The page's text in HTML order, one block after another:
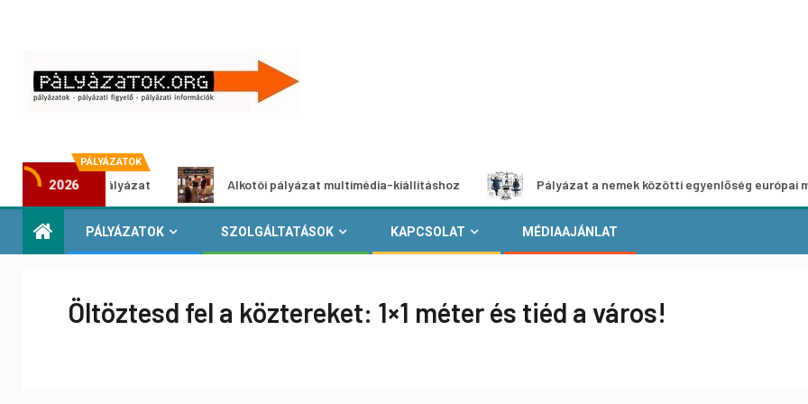
PÁLYÁZATOK
2026
ötletpályázat Alkotói pályázat multimédia-kiállításhoz Pályázat a nemek közötti egyenlőség európai
PÁLYÁZATOK SZOLGÁLTATÁSOK KAPCSOLAT MÉDIAAJÁNLAT
Öltöztesd fel a köztereket: 1×1 méter és tiéd a város!